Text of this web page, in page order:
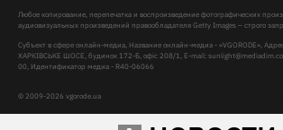
© 2009-2026 vgorode.ua
Любое копирование, перепечатка и воспроизведение фотографических
аудиовизуальных произведений правообладателя Getty Images – строго
Субъект в сфере онлайн-медиа, Название онлайн-медиа - «VGORODE»,
ХАРКІВСЬКЕ ШОСЕ, будинок 172-Б, офіс 208/1, E-mail:
00, Идентификатор медиа - R40-06066